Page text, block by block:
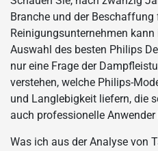
Branche und der Beschaffung
Reinigungsunternehmen
Auswahl des besten Philips
nur eine Frage der
verstehen, welche Philips-
und Langlebigkeit liefern, die
auch professionelle Anwender
Was ich aus der Analyse von